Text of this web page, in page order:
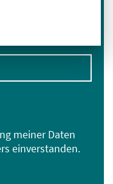
meiner Daten
einverstanden.